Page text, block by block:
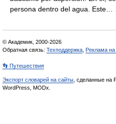
persona dentro del agua.
© Академик, 2000-2026
Обратная связь: Техподдержка Реклама на
👣 Путешествия
Экспорт словарей на сайты , сделанные на
WordPress, MODx.